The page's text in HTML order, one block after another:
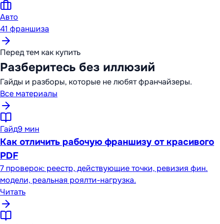
Авто
41 франшиза
Перед тем как купить
Разберитесь без иллюзий
Гайды и разборы, которые не любят франчайзеры.
Все материалы
Гайд9 мин
Как отличить рабочую франшизу от красивого
PDF
7 проверок: реестр, действующие точки, ревизия фин.
модели, реальная роялти-нагрузка.
Читать